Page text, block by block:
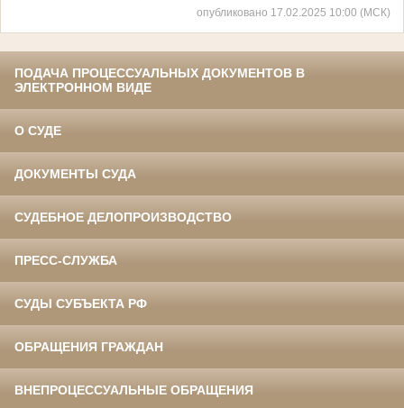
опубликовано 17.02.2025 10:00 (МСК)
ПОДАЧА ПРОЦЕССУАЛЬНЫХ ДОКУМЕНТОВ В
ЭЛЕКТРОННОМ ВИДЕ
О СУДЕ
ДОКУМЕНТЫ СУДА
СУДЕБНОЕ ДЕЛОПРОИЗВОДСТВО
ПРЕСС-СЛУЖБА
СУДЫ СУБЪЕКТА РФ
ОБРАЩЕНИЯ ГРАЖДАН
ВНЕПРОЦЕССУАЛЬНЫЕ ОБРАЩЕНИЯ